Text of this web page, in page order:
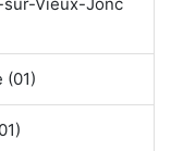
Vieux-Jonc
(01)